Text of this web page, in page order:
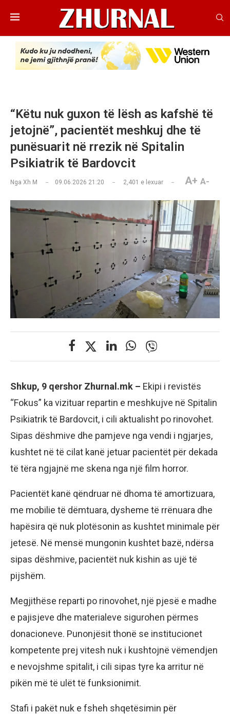
“Këtu nuk guxon të lësh as kafshë të
jetojnë”, pacientët meshkuj dhe të
punësuarit në rrezik në Spitalin
Psikiatrik të Bardovcit
Nga Xh M 09.06.2026 21:20 2,401 e lexuar A+ A-
Shkup, 9 qershor Zhurnal.mk – Ekipi i revistës
“Fokus” ka vizituar repartin e meshkujve në Spitalin
Psikiatrik të Bardovcit, i cili aktualisht po rinovohet.
Sipas dëshmive dhe pamjeve nga vendi i ngjarjes,
kushtet në të cilat kanë jetuar pacientët për dekada
të tëra ngjajnë me skena nga një film horror.
Pacientët kanë qëndruar në dhoma të amortizuara,
me mobilie të dëmtuara, dysheme të rrënuara dhe
hapësira që nuk plotësonin as kushtet minimale për
jetesë. Në mensë mungonin kushtet bazë, ndërsa
sipas dëshmive, pacientët nuk kishin as ujë të
pijshëm.
Megjithëse reparti po rinovohet, një pjesë e madhe
e pajisjeve dhe materialeve sigurohen përmes
donacioneve. Punonjësit thonë se institucionet
kompetente prej vitesh nuk i kushtojnë vëmendjen
e nevojshme spitalit, i cili sipas tyre ka arritur në
pikën më të ulët të funksionimit.
Stafi i pakët nuk e fsheh shqetësimin për